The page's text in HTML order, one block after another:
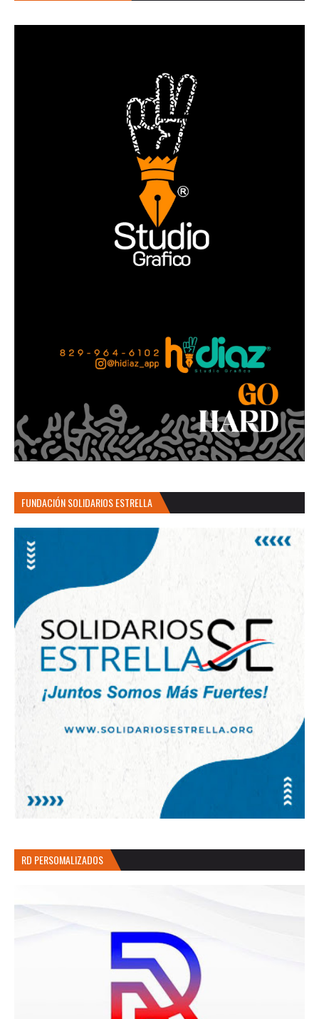
FUNDACIÓN SOLIDARIOS ESTRELLA
RD PERSOMALIZADOS